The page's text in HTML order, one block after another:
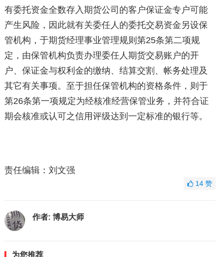
有委托资金全数存入期货公司的客户保证金专户可能
产生风险，因此就有关委任人的委托交易资金另设保
管机构，于期货经理事业管理规则第25条第二项规
定，由保管机构负责办理委任人期货交易账户的开
户、保证金与权利金的缴纳、结算交割、帐务处理及
其它有关事项。至于担任保管机构的资格条件，则于
第26条第一项规定为经核准经营保管业务，并符合证
期会核准或认可之信用评级达到一定标准的银行等。
责任编辑：刘文强
14赞
作者: 博易大师
为您推荐